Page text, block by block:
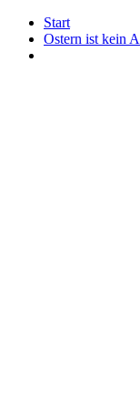
Start
Ostern ist kein